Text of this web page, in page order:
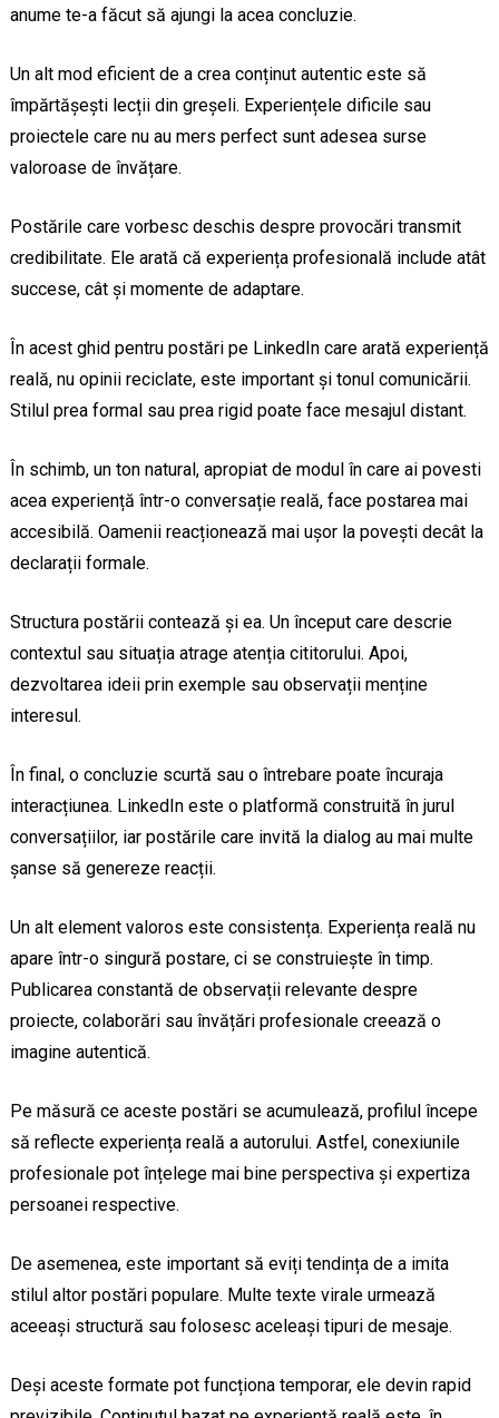
anume te-a făcut să ajungi la acea concluzie.
Un alt mod eficient de a crea conținut autentic este să
împărtășești lecții din greșeli. Experiențele dificile sau
proiectele care nu au mers perfect sunt adesea surse
valoroase de învățare.
Postările care vorbesc deschis despre provocări transmit
credibilitate. Ele arată că experiența profesională include atât
succese, cât și momente de adaptare.
În acest ghid pentru postări pe LinkedIn care arată experiență
reală, nu opinii reciclate, este important și tonul comunicării.
Stilul prea formal sau prea rigid poate face mesajul distant.
În schimb, un ton natural, apropiat de modul în care ai povesti
acea experiență într-o conversație reală, face postarea mai
accesibilă. Oamenii reacționează mai ușor la povești decât la
declarații formale.
Structura postării contează și ea. Un început care descrie
contextul sau situația atrage atenția cititorului. Apoi,
dezvoltarea ideii prin exemple sau observații menține
interesul.
În final, o concluzie scurtă sau o întrebare poate încuraja
interacțiunea. LinkedIn este o platformă construită în jurul
conversațiilor, iar postările care invită la dialog au mai multe
șanse să genereze reacții.
Un alt element valoros este consistența. Experiența reală nu
apare într-o singură postare, ci se construiește în timp.
Publicarea constantă de observații relevante despre
proiecte, colaborări sau învățări profesionale creează o
imagine autentică.
Pe măsură ce aceste postări se acumulează, profilul începe
să reflecte experiența reală a autorului. Astfel, conexiunile
profesionale pot înțelege mai bine perspectiva și expertiza
persoanei respective.
De asemenea, este important să eviți tendința de a imita
stilul altor postări populare. Multe texte virale urmează
aceeași structură sau folosesc aceleași tipuri de mesaje.
Deși aceste formate pot funcționa temporar, ele devin rapid